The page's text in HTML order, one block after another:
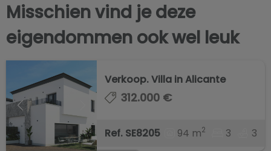
Misschien vind je deze
eigendommen ook wel leuk
Verkoop. Villa in Alicante
312.000 €
Ref. SE8205 94 m2 3 3